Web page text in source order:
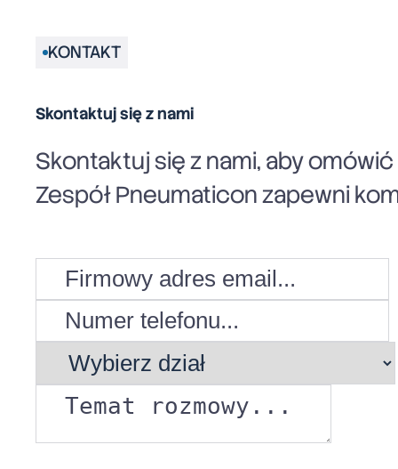
KONTAKT
Skontaktuj się z nami
Skontaktuj się z nami, aby
Zespół Pneumaticon zapewni